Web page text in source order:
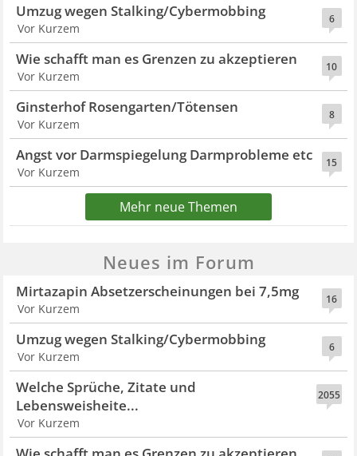
6
Umzug wegen Stalking/Cybermobbing
Vor Kurzem
10
Wie schafft man es Grenzen zu akzeptieren
Vor Kurzem
8
Ginsterhof Rosengarten/Tötensen
Vor Kurzem
15
Angst vor Darmspiegelung Darmprobleme etc
Vor Kurzem
Mehr neue Themen
Neues im Forum
16
Mirtazapin Absetzerscheinungen bei 7,5mg
Vor Kurzem
6
Umzug wegen Stalking/Cybermobbing
Vor Kurzem
2055
Welche Sprüche, Zitate und
Lebensweisheite...
Vor Kurzem